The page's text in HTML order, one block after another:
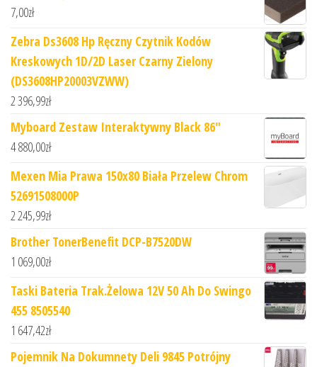
7,00zł
Zebra Ds3608 Hp Ręczny Czytnik Kodów
Kreskowych 1D/2D Laser Czarny Zielony
(DS3608HP20003VZWW)
2 396,99zł
Myboard Zestaw Interaktywny Black 86"
4 880,00zł
Mexen Mia Prawa 150x80 Biała Przelew Chrom
52691508000P
2 245,99zł
Brother TonerBenefit DCP-B7520DW
1 069,00zł
Taski Bateria Trak.Żelowa 12V 50 Ah Do Swingo
455 8505540
1 647,42zł
Pojemnik Na Dokumnety Deli 9845 Potrójny